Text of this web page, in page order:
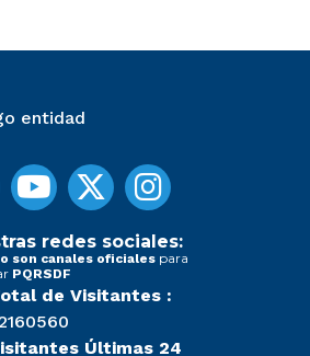
redes sociales:
son canales oficiales para
PQRSDF
de Visitantes :
Últimas 24